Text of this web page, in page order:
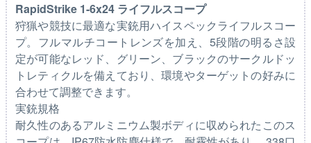
RapidStrike 1-6x24 ライフルスコープ
狩猟や競技に最適な実銃用ハイスペックライフルスコー
プ。フルマルチコートレンズを加え、5段階の明るさ設
定が可能なレッド、グリーン、ブラックのサークルドッ
トレティクルを備えており、環境やターゲットの好みに
合わせて調整できます。
実銃規格
耐久性のあるアルミニウム製ボディに収められたこのス